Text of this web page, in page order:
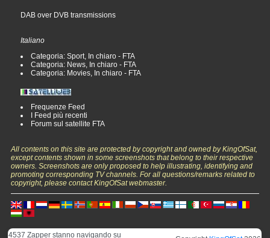
DAB over DVB transmissions
Italiano
Categoria: Sport, In chiaro - FTA
Categoria: News, In chiaro - FTA
Categoria: Movies, In chiaro - FTA
Frequenze Feed
I Feed più recenti
Forum sul satellite FTA
All contents on this site are protected by copyright and owned by KingOfSat,
except contents shown in some screenshots that belong to their respective
owners. Screenshots are only proposed to help illustrating, identifying and
promoting corresponding TV channels. For all questions/remarks related to
copyright, please contact KingOfSat webmaster.
4537 Zapper stanno navigando su